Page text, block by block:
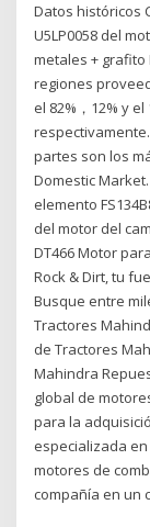
Datos históricos
U5LP0058 del
metales +
regiones
el 82%，12% y
partes son los
Domestic
elemento
del motor del
DT466 Motor
Rock & Dirt, tu
Busque entre
Tractores
de Tractores
Mahindra
global de
para la
especializada
motores de
compañía en un